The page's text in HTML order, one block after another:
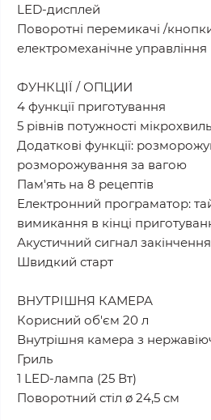
LЕD-дисплей
Поворотні перемикачі /
електромеханічне управління
ФУНКЦІЇ / ОПЦИИ
4 функції приготування
5 рівнів потужності мікрохвиль
Додаткові функції:
розморожування за вагою
Пам'ять на 8 рецептів
Електронний програматор:
вимикання в кінці
Акустичний сигнал
Швидкий старт
ВНУТРІШНЯ КАМЕРА
Корисний об'єм 20 л
Внутрішня камера з
Гриль
1 LED-лампа (25 Вт)
Поворотний стіл ø 24,5 см